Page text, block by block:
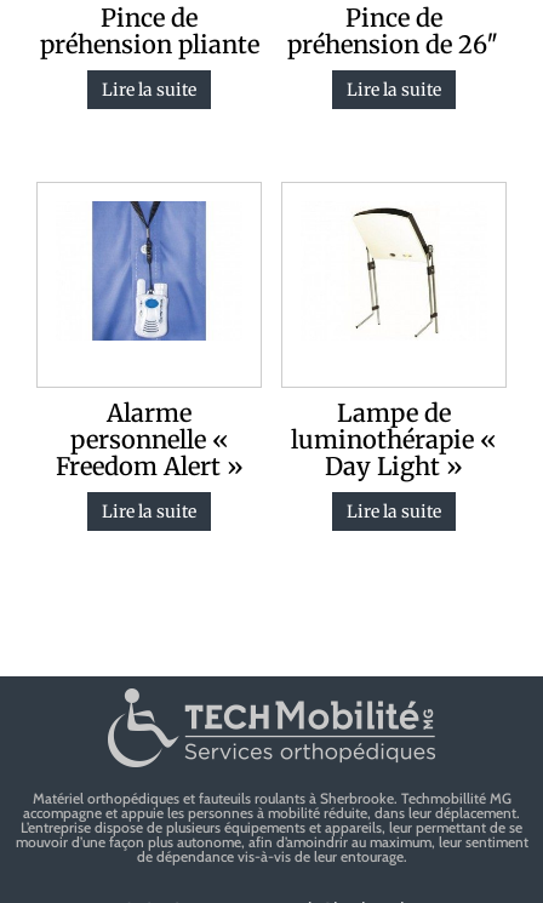
Pince de
préhension pliante
Lire la suite
Pince de
préhension de 26″
Lire la suite
Alarme
personnelle «
Freedom Alert »
Lire la suite
Lampe de
luminothérapie «
Day Light »
Lire la suite
Matériel orthopédiques et fauteuils roulants à Sherbrooke. Techmobillité MG
accompagne et appuie les personnes à mobilité réduite, dans leur déplacement.
L’entreprise dispose de plusieurs équipements et appareils, leur permettant de se
mouvoir d’une façon plus autonome, afin d’amoindrir au maximum, leur sentiment
de dépendance vis-à-vis de leur entourage.